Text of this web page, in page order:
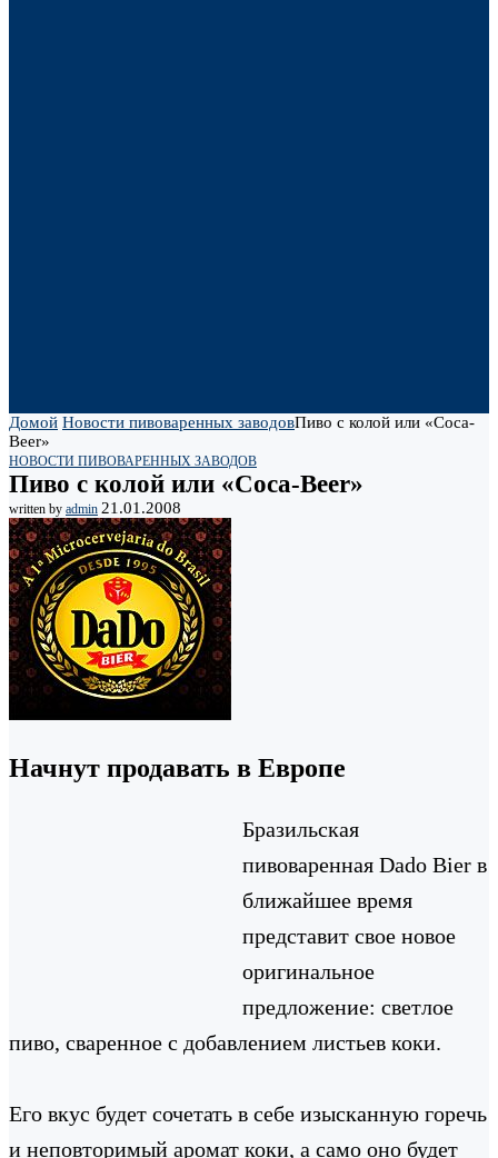
Домой Новости пивоваренных заводовПиво с колой или «Coca-
Beer»
НОВОСТИ ПИВОВАРЕННЫХ ЗАВОДОВ
Пиво с колой или «Coca-Beer»
written by admin 21.01.2008
Начнут продавать в Европе
Бразильская
пивоваренная Dado Bier в
ближайшее время
представит свое новое
оригинальное
предложение: светлое
пиво, сваренное с добавлением листьев коки.
Его вкус будет сочетать в себе изысканную горечь
и неповторимый аромат коки, а само оно будет